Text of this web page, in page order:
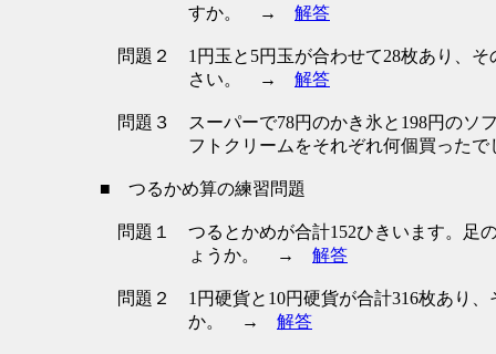
すか。 → 解答
問題２
1円玉と5円玉が合わせて28枚あり、
さい。 → 解答
問題３
スーパーで78円のかき氷と198円のソ
フトクリームをそれぞれ何個買っ
■ つるかめ算の練習問題
問題１
つるとかめが合計152ひきいます。足
ょうか。 → 解答
問題２
1円硬貨と10円硬貨が合計316枚あり
か。 → 解答